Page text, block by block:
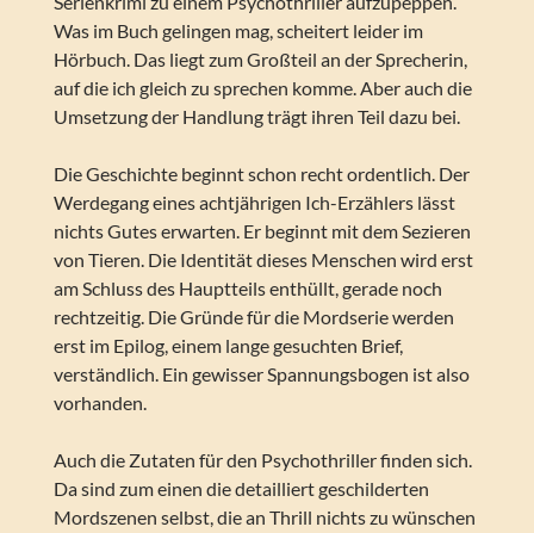
Was im Buch gelingen mag, scheitert leider im
Hörbuch. Das liegt zum Großteil an der Sprecherin,
auf die ich gleich zu sprechen komme. Aber auch die
Umsetzung der Handlung trägt ihren Teil dazu bei.
Die Geschichte beginnt schon recht ordentlich. Der
Werdegang eines achtjährigen Ich-Erzählers lässt
nichts Gutes erwarten. Er beginnt mit dem Sezieren
von Tieren. Die Identität dieses Menschen wird erst
am Schluss des Hauptteils enthüllt, gerade noch
rechtzeitig. Die Gründe für die Mordserie werden
erst im Epilog, einem lange gesuchten Brief,
verständlich. Ein gewisser Spannungsbogen ist also
vorhanden.
Auch die Zutaten für den Psychothriller finden sich.
Da sind zum einen die detailliert geschilderten
Mordszenen selbst, die an Thrill nichts zu wünschen